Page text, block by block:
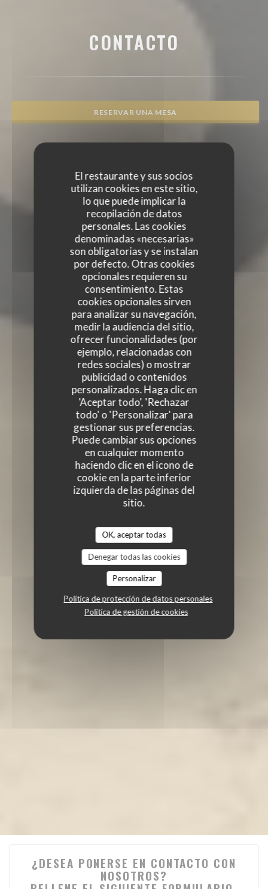
El restaurante y sus socios
utilizan cookies en este sitio,
lo que puede implicar la
recopilación de datos
personales. Las cookies
denominadas «necesarias»
son obligatorias y se instalan
por defecto. Otras cookies
opcionales requieren su
consentimiento. Estas
cookies opcionales sirven
para analizar su navegación,
medir la audiencia del sitio,
ofrecer funcionalidades (por
ejemplo, relacionadas con
redes sociales) o mostrar
publicidad o contenidos
personalizados. Haga clic en
'Aceptar todo', 'Rechazar
todo' o 'Personalizar' para
gestionar sus preferencias.
Puede cambiar sus opciones
en cualquier momento
haciendo clic en el icono de
cookie en la parte inferior
izquierda de las páginas del
sitio.
OK, aceptar todas
Denegar todas las cookies
Personalizar
Política de protección de datos personales
Política de gestión de cookies
CONTACTO
RESERVAR UNA MESA
¿DESEA PONERSE EN CONTACTO CON
NOSOTROS?